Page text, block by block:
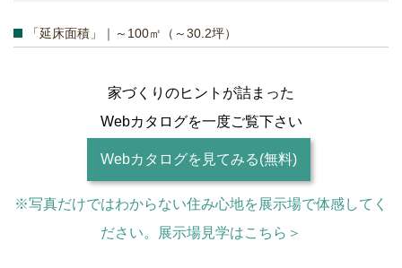
「延床面積」｜～100㎡（～30.2坪）
家づくりのヒントが詰まった
Webカタログを一度ご覧下さい
Webカタログを見てみる(無料)
※写真だけではわからない住み心地を展示場で体感してく
ださい。展示場見学はこちら＞